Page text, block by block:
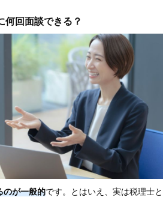
何回面談できる？
のが一般的です。とはいえ、実は税理士と